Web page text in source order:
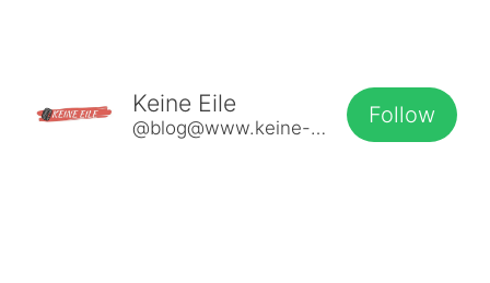
Keine Eile
@blog@www.keine-eile.de
Follow